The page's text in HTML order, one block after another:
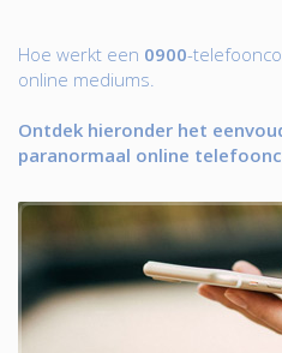
Hoe werkt een 0900-
online mediums.
Ontdek hieronder het
paranormaal online